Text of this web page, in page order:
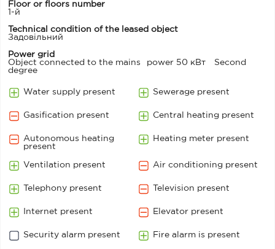
Floor or floors number
1-й
Technical condition of the leased object
Задовільний
Power grid
Object connected to the mains
power 50 кВт
Second
degree
Water supply present Sewerage present
Gasification present Central heating present
Autonomous heating
present
Heating meter present
Ventilation present Air conditioning present
Telephony present Television present
Internet present Elevator present
Security alarm present Fire alarm is present